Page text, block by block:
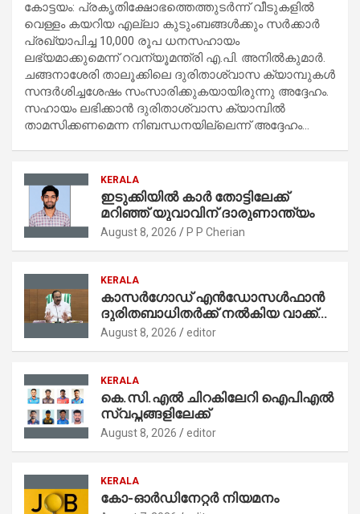
കോട്ടയം: പ്രകൃതിക്ഷോഭത്തെത്തുടർന്ന് വീടുകളിൽ
വെള്ളം കയറിയ എല്ലാ കുടുംബങ്ങൾക്കും സർക്കാർ
പ്രഖ്യാപിച്ച 10,000 രൂപ ധനസഹായം
ലഭ്യമാക്കുമെന്ന് റവന്യൂമന്ത്രി എ.പി. അനിൽകുമാർ.
ചങ്ങനാശേരി താലൂക്കിലെ ദുരിതാശ്വാസ ക്യാമ്പുകൾ
സന്ദർശിച്ചശേഷം സംസാരിക്കുകയായിരുന്നു അദ്ദേഹം.
സഹായം ലഭിക്കാൻ ദുരിതാശ്വാസ ക്യാമ്പിൽ
താമസിക്കണമെന്ന നിബന്ധനയില്ലെന്ന് അദ്ദേഹം…
KERALA
ഇടുക്കിയിൽ കാർ തോട്ടിലേക്ക്
മറിഞ്ഞ് യുവാവിന് ദാരുണാന്ത്യം
August 8, 2026 P P Cherian
KERALA
കാസര്‍ഗോഡ് എന്‍ഡോസള്‍ഫാന്‍
ദുരിതബാധിതര്‍ക്ക് നല്‍കിയ വാക്ക്
പാലിച്ച് സര്‍ക്കാര്‍;
August 8, 2026 editor
KERALA
കെ.സി.എൽ ചിറകിലേറി ഐപിഎൽ
സ്വപ്നങ്ങളിലേക്ക്
August 8, 2026 editor
KERALA
കോ-ഓർഡിനേറ്റർ നിയമനം